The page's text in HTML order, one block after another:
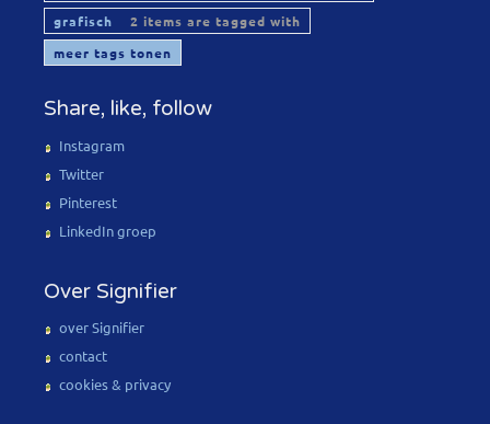
grafisch
2 items are tagged with
meer tags tonen
Share, like, follow
Instagram
Twitter
Pinterest
LinkedIn groep
Over Signifier
over Signifier
contact
cookies & privacy